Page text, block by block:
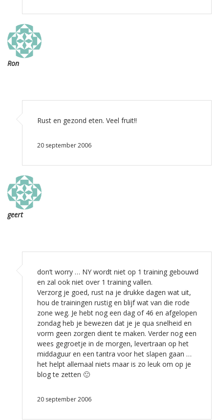
Ron
Rust en gezond eten. Veel fruit!!
20 september 2006
geert
don’t worry … NY wordt niet op 1 training gebouwd
en zal ook niet over 1 training vallen.
Verzorg je goed, rust na je drukke dagen wat uit,
hou de trainingen rustig en blijf wat van die rode
zone weg. Je hebt nog een dag of 46 en afgelopen
zondag heb je bewezen dat je je qua snelheid en
vorm geen zorgen dient te maken. Verder nog een
wees gegroetje in de morgen, levertraan op het
middaguur en een tantra voor het slapen gaan …
het helpt allemaal niets maar is zo leuk om op je
blog te zetten 🙂
20 september 2006